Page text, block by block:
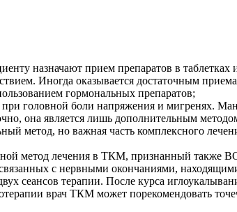
назначают прием препаратов в
Иногда оказывается достаточным
гормональных препаратов;
головной боли напряжения и мигренях.
она является лишь дополнительным
метод, но важная часть комплексного
метод лечения в ТКМ, признанный также
с нервными окончаниями,
сеансов терапии. После курса
врач ТКМ может порекомендовать